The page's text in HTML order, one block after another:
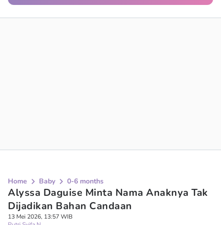
Home Baby 0-6 months
Alyssa Daguise Minta Nama Anaknya Tak
Dijadikan Bahan Candaan
13 Mei 2026, 13:57 WIB